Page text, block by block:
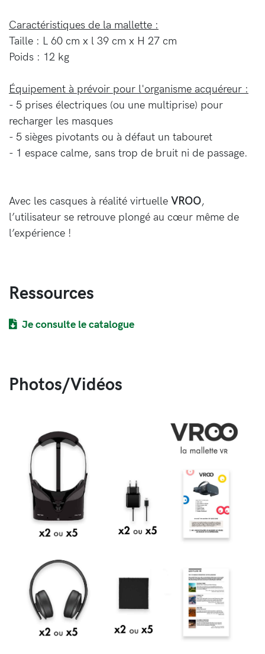
Caractéristiques de la mallette :
Taille : L 60 cm x l 39 cm x H 27 cm
Poids : 12 kg
Équipement à prévoir pour l'organisme acquéreur :
- 5 prises électriques (ou une multiprise) pour
recharger les masques
- 5 sièges pivotants ou à défaut un tabouret
- 1 espace calme, sans trop de bruit ni de passage.
Avec les casques à réalité virtuelle VROO,
l’utilisateur se retrouve plongé au cœur même de
l’expérience !
Ressources
Je consulte le catalogue
Photos/Vidéos